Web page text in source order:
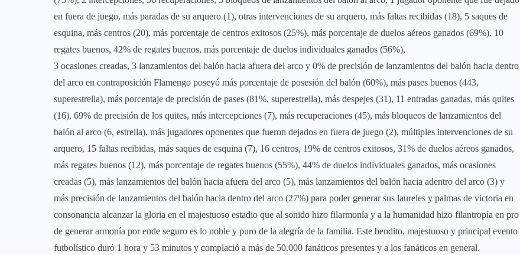
en fuera de juego, más paradas de su arquero (1), otras intervenciones de su arquero, más faltas recibidas (18), 5 saques de
esquina, más centros (20), más porcentaje de centros exitosos (25%), más porcentaje de duelos aéreos ganados (69%), 10
regates buenos, 42% de regates buenos, más porcentaje de duelos individuales ganados (56%),
3 ocasiones creadas, 3 lanzamientos del balón hacia afuera del arco y 0% de precisión de lanzamientos del balón hacia dentro
del arco en contraposición Flamengo poseyó más porcentaje de posesión del balón (60%), más pases buenos (443,
superestrella), más porcentaje de precisión de pases (81%, superestrella), más despejes (31), 11 entradas ganadas, más quites
(16), 69% de precisión de los quites, más intercepciones (7), más recuperaciones (45), más bloqueos de lanzamientos del
balón al arco (6, estrella), más jugadores oponentes que fueron dejados en fuera de juego (2), múltiples intervenciones de su
arquero, 15 faltas recibidas, más saques de esquina (7), 16 centros, 19% de centros exitosos, 31% de duelos aéreos ganados,
más regates buenos (12), más porcentaje de regates buenos (55%), 44% de duelos individuales ganados, más ocasiones
creadas (5), más lanzamientos del balón hacia afuera del arco (5), más lanzamientos del balón hacia adentro del arco (3) y
más precisión de lanzamientos del balón hacia dentro del arco (27%) para poder generar sus laureles y palmas de victoria en
consonancia alcanzar la gloria en el majestuoso estadio que al sonido hizo filarmonía y a la humanidad hizo filantropía en pro
de generar armonía por ende seguro es lo noble y puro de la alegría de la familia. Este bendito, majestuoso y principal evento
futbolístico duró 1 hora y 53 minutos y complació a más de 50.000 fanáticos presentes y a los fanáticos en general.